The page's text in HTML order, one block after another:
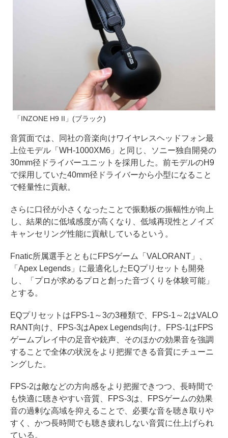
「INZONE H9 II」(ブラック)
音質面では、同社の音楽向けワイヤレスヘッドフォン最
上位モデル「WH-1000XM6」と同じ、ソニー独自開発の
30mm径ドライバーユニットを採用した。前モデルのH9
で採用していた40mm径ドライバーから小型になること
で軽量性に貢献。
さらに口径が小さくなったことで振動板の振幅性が向上
し、結果的に低域感度が高くなり、低域再現性とノイズ
キャンセリング性能に貢献しているという。
Fnatic所属選手とともにFPSゲーム「VALORANT」、
「Apex Legends」に最適化したEQプリセットも開発
し、「プロが求めるプロと創った音づくりを体験可能」
とする。
EQプリセットはFPS-1～3の3種類で、FPS-1～2はVALO
RANT向け、FPS-3はApex Legends向け。FPS-1はFPS
ゲームプレイ中の足音や銃声、そのほかの効果音を強調
することで全体の状況をより把握できる音質にチューニ
ングした。
FPS-2は敵などの方向感をより把握できつつ、長時間で
も快適に聴きやすい音質、FPS-3は、FPSゲームの効果
音の過剰な高域を抑えることで、必要な音を聴き取りや
すく、かつ長時間でも聴き疲れしない音質に仕上げられ
ている。